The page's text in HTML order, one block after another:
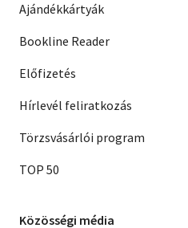
Ajándékkártyák
Bookline Reader
Előfizetés
Hírlevél feliratkozás
Törzsvásárlói program
TOP 50
Közösségi média